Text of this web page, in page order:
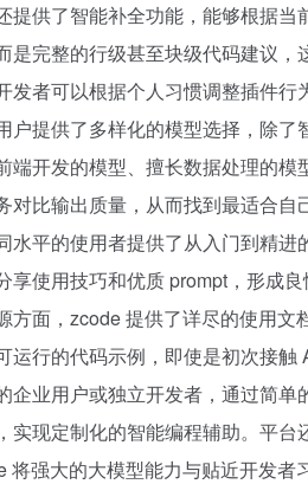
提供了智能补全功能，能够根据
是完整的行级甚至块级代码建议
发者可以根据个人习惯调整插件行
户提供了多样化的模型选择，除了
端开发的模型、擅长数据处理的
对比输出质量，从而找到最适合
水平的使用者提供了从入门到精
享使用技巧和优质 prompt，形成良
方面，zcode 提供了详尽的使用
运行的代码示例，即使是初次接
企业用户或独立开发者，通过简
实现定制化的智能编程辅助。平
将强大的大模型能力与贴近开发